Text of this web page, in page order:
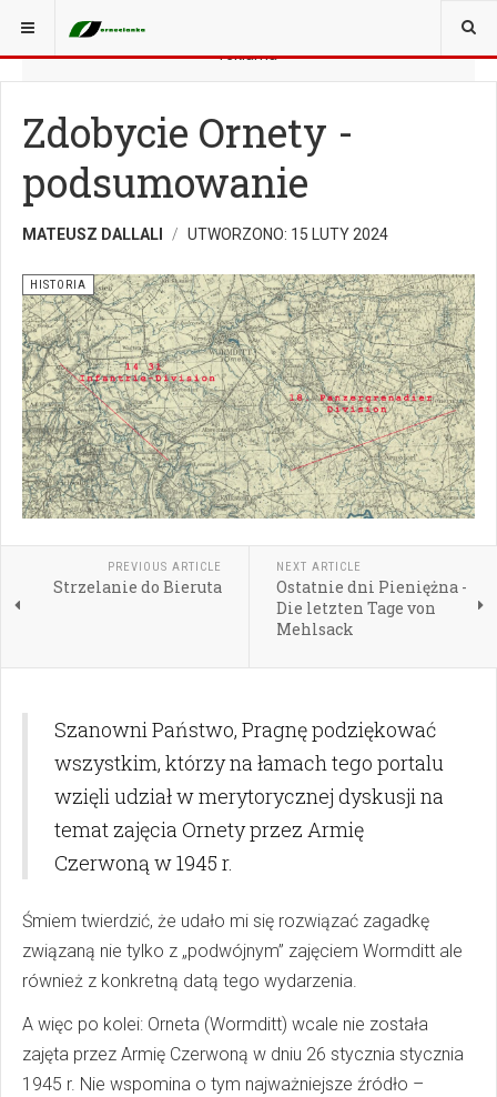
JESTEŚ TUTAJ:
reklama
Zdobycie Ornety -
podsumowanie
MATEUSZ DALLALI UTWORZONO: 15 LUTY 2024
HISTORIA
PREVIOUS ARTICLE
Strzelanie do Bieruta
NEXT ARTICLE
Ostatnie dni Pieniężna -
Die letzten Tage von
Mehlsack
Szanowni Państwo, Pragnę podziękować
wszystkim, którzy na łamach tego portalu
wzięli udział w merytorycznej dyskusji na
temat zajęcia Ornety przez Armię
Czerwoną w 1945 r.
Śmiem twierdzić, że udało mi się rozwiązać zagadkę
związaną nie tylko z „podwójnym” zajęciem Wormditt ale
również z konkretną datą tego wydarzenia.
A więc po kolei: Orneta (Wormditt) wcale nie została
zajęta przez Armię Czerwoną w dniu 26 stycznia stycznia
1945 r. Nie wspomina o tym najważniejsze źródło –